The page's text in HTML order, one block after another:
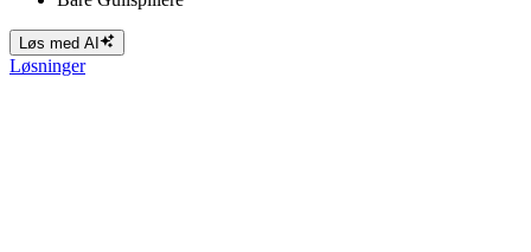
Løs med AI
Løsninger